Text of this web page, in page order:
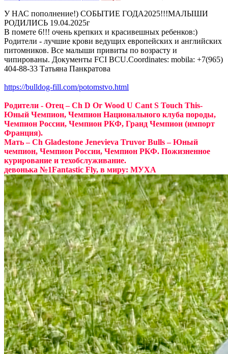
У НАС пополнение!) СОБЫТИЕ ГОДА2025!!!МАЛЫШИ
РОДИЛИСЬ 19.04.2025г
В помете 6!!! очень крепких и красивешных ребенков:)
Родители - лучшие крови ведущих европейских и английских
питомников. Все малыши привиты по возрасту и
чипированы. Документы FCI BCU.Coordinates: mobila: +7(965)
404-88-33 Татьяна Панкратова
https://bulldog-fill.com/potomstvo.html
Родители - Отец – Ch D Or Wood U Cant S Touch This-
Юный Чемпион, Чемпион Национального клуба породы,
Чемпион России, Чемпион РКФ, Гранд Чемпион (импорт
Франция).
Мать – Ch Gladestone Jenevieva Truvor Bulls – Юный
чемпион, Чемпион России, Чемпион РКФ. Пожизненное
курирование и техобслуживание.
девонька №1Fantastic Fly, в миру: МУХА